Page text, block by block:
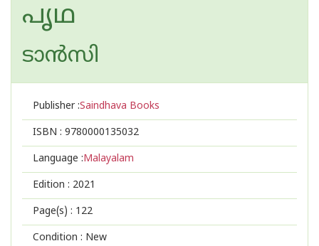
പൃഥ
ടാന്‍സി
Publisher :Saindhava Books
ISBN : 9780000135032
Language :Malayalam
Edition : 2021
Page(s) : 122
Condition : New